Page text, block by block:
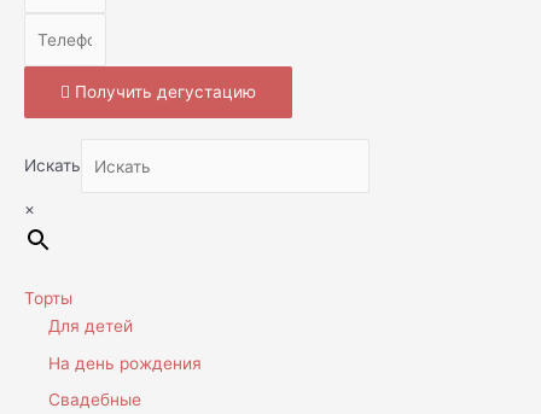
Получить дегустацию
Искать
×
Торты
Для детей
На день рождения
Свадебные